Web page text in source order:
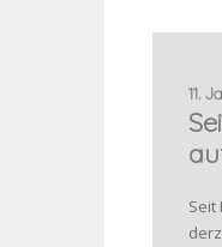
11.
Seit